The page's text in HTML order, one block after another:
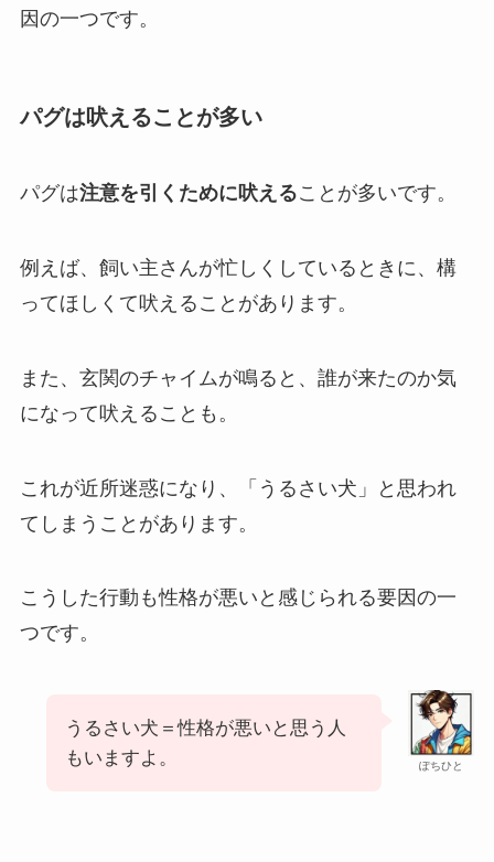
因の一つです。
パグは吠えることが多い
パグは注意を引くために吠えることが多いです。
例えば、飼い主さんが忙しくしているときに、構
ってほしくて吠えることがあります。
また、玄関のチャイムが鳴ると、誰が来たのか気
になって吠えることも。
これが近所迷惑になり、「うるさい犬」と思われ
てしまうことがあります。
こうした行動も性格が悪いと感じられる要因の一
つです。
ぽちひと
うるさい犬＝性格が悪いと思う人
もいますよ。